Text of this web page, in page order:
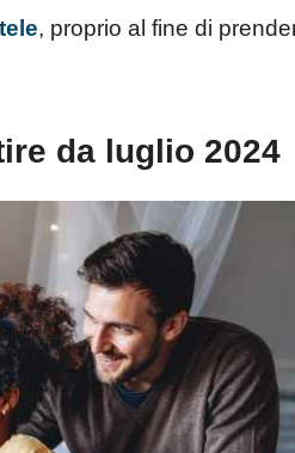
, proprio al fine di
da luglio 2024